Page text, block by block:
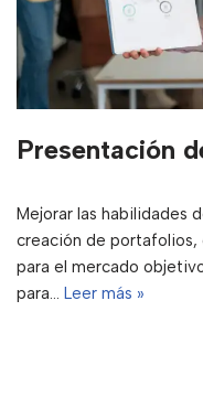
Presentación
Mejorar las habilidades
creación de
para el mercado
para… Leer más »